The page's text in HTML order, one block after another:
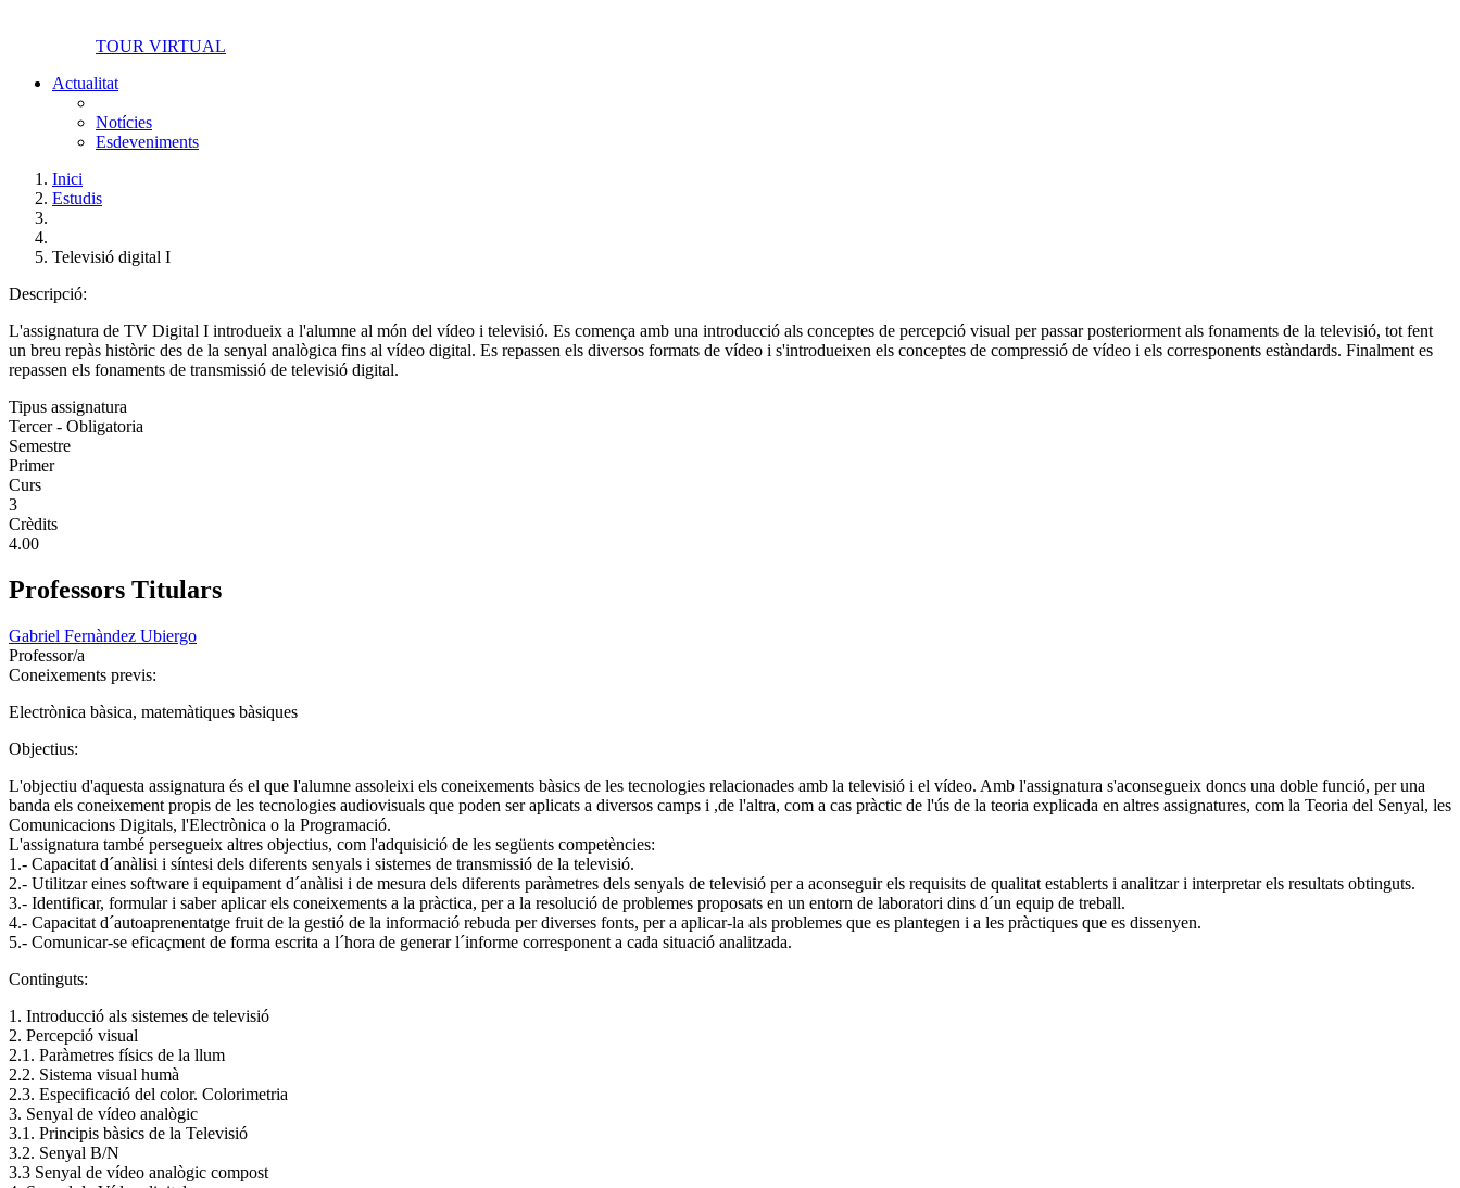
TOUR VIRTUAL
Actualitat
Notícies
Esdeveniments
Inici
Estudis
Televisió digital I
Descripció:
L'assignatura de TV Digital I introdueix a l'alumne al món del vídeo i televisió. Es comença amb una introducció als conceptes de percepció visual per passar posteriorment als fonaments de la televisió, tot fent
un breu repàs històric des de la senyal analògica fins al vídeo digital. Es repassen els diversos formats de vídeo i s'introdueixen els conceptes de compressió de vídeo i els corresponents estàndards. Finalment es
repassen els fonaments de transmissió de televisió digital.
Tipus assignatura
Tercer - Obligatoria
Semestre
Primer
Curs
3
Crèdits
4.00
Professors Titulars
Gabriel Fernàndez Ubiergo
Professor/a
Coneixements previs:
Electrònica bàsica, matemàtiques bàsiques
Objectius:
L'objectiu d'aquesta assignatura és el que l'alumne assoleixi els coneixements bàsics de les tecnologies relacionades amb la televisió i el vídeo. Amb l'assignatura s'aconsegueix doncs una doble funció, per una
banda els coneixement propis de les tecnologies audiovisuals que poden ser aplicats a diversos camps i ,de l'altra, com a cas pràctic de l'ús de la teoria explicada en altres assignatures, com la Teoria del Senyal, les
Comunicacions Digitals, l'Electrònica o la Programació.
L'assignatura també persegueix altres objectius, com l'adquisició de les següents competències:
1.- Capacitat d´anàlisi i síntesi dels diferents senyals i sistemes de transmissió de la televisió.
2.- Utilitzar eines software i equipament d´anàlisi i de mesura dels diferents paràmetres dels senyals de televisió per a aconseguir els requisits de qualitat establerts i analitzar i interpretar els resultats obtinguts.
3.- Identificar, formular i saber aplicar els coneixements a la pràctica, per a la resolució de problemes proposats en un entorn de laboratori dins d´un equip de treball.
4.- Capacitat d´autoaprenentatge fruit de la gestió de la informació rebuda per diverses fonts, per a aplicar-la als problemes que es plantegen i a les pràctiques que es dissenyen.
5.- Comunicar-se eficaçment de forma escrita a l´hora de generar l´informe corresponent a cada situació analitzada.
Continguts:
1. Introducció als sistemes de televisió
2. Percepció visual
2.1. Paràmetres físics de la llum
2.2. Sistema visual humà
2.3. Especificació del color. Colorimetria
3. Senyal de vídeo analògic
3.1. Principis bàsics de la Televisió
3.2. Senyal B/N
3.3 Senyal de vídeo analògic compost